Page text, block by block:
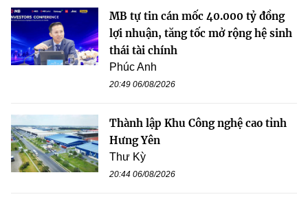
MB tự tin cán mốc 40.000 tỷ đồng
lợi nhuận, tăng tốc mở rộng hệ sinh
thái tài chính
Phúc Anh
20:49 06/08/2026
Thành lập Khu Công nghệ cao tỉnh
Hưng Yên
Thư Kỳ
20:44 06/08/2026